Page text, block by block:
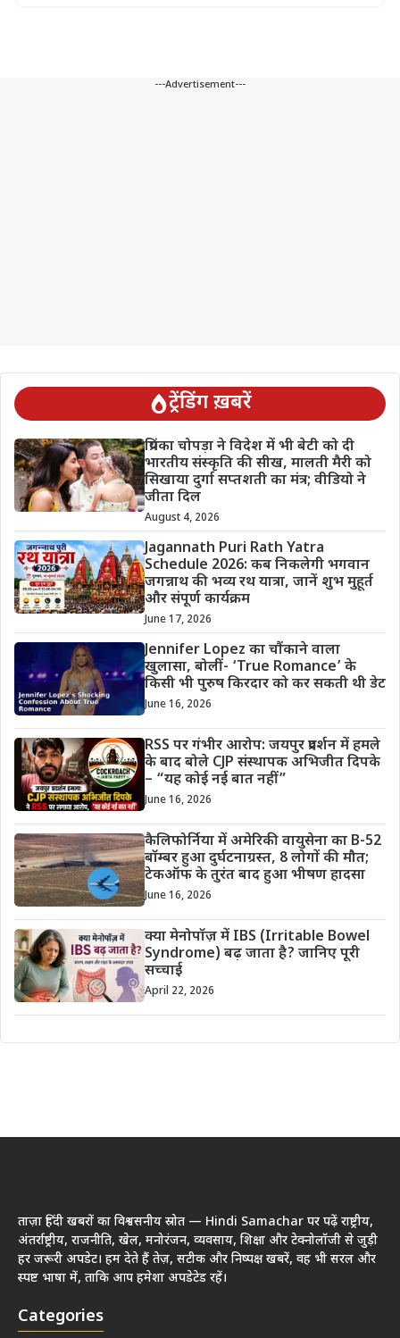
---Advertisement---
ट्रेंडिंग ख़बरें
प्रियंका चोपड़ा ने विदेश में भी बेटी को दी
भारतीय संस्कृति की सीख, मालती मैरी को
सिखाया दुर्गा सप्तशती का मंत्र; वीडियो ने
जीता दिल
August 4, 2026
Jagannath Puri Rath Yatra
Schedule 2026: कब निकलेगी भगवान
जगन्नाथ की भव्य रथ यात्रा, जानें शुभ मुहूर्त
और संपूर्ण कार्यक्रम
June 17, 2026
Jennifer Lopez का चौंकाने वाला
खुलासा, बोलीं- ‘True Romance’ के
किसी भी पुरुष किरदार को कर सकती थी डेट
June 16, 2026
RSS पर गंभीर आरोप: जयपुर प्रदर्शन में हमले
के बाद बोले CJP संस्थापक अभिजीत दिपके
– “यह कोई नई बात नहीं”
June 16, 2026
कैलिफोर्निया में अमेरिकी वायुसेना का B-52
बॉम्बर हुआ दुर्घटनाग्रस्त, 8 लोगों की मौत;
टेकऑफ के तुरंत बाद हुआ भीषण हादसा
June 16, 2026
क्या मेनोपॉज़ में IBS (Irritable Bowel
Syndrome) बढ़ जाता है? जानिए पूरी
सच्चाई
April 22, 2026
ताज़ा हिंदी खबरों का विश्वसनीय स्रोत — Hindi Samachar पर पढ़ें राष्ट्रीय,
अंतर्राष्ट्रीय, राजनीति, खेल, मनोरंजन, व्यवसाय, शिक्षा और टेक्नोलॉजी से जुड़ी
हर जरूरी अपडेट। हम देते हैं तेज़, सटीक और निष्पक्ष खबरें, वह भी सरल और
स्पष्ट भाषा में, ताकि आप हमेशा अपडेटेड रहें।
Categories